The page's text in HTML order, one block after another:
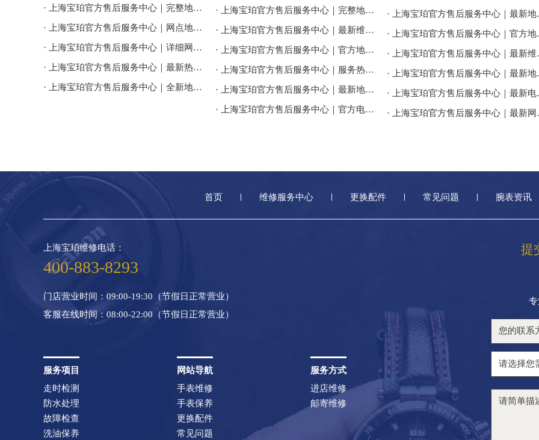
· 上海宝珀官方售后服务中心｜完整地址与客服电话权威信息公告（2026年7月最新）
· 上海宝珀官方售后服务中心｜网点地址及服务电话权威信息公告（2026年7月最新）
· 上海宝珀官方售后服务中心｜详细网点地址及热线权威信息公告（2026年7月最新）
· 上海宝珀官方售后服务中心｜最新热线和全部维修地址权威信息公告（2026年7月最新）
· 上海宝珀官方售后服务中心｜全新地址及24小时服务电话权威信息公告（2026年7月最新）
· 上海宝珀官方售后服务中心｜完整地址与24小时售后热线权威信息公告（2026年7月最新）
· 上海宝珀官方售后服务中心｜最新维修地址与官方客服电话权威信息公告（2026年7月最新）
· 上海宝珀官方售后服务中心｜官方地址与售后电话权威信息公告（2026年7月最新）
· 上海宝珀官方售后服务中心｜服务热线及全部维修详细地址权威信息通告（2026年7月最新）
· 上海宝珀官方售后服务中心｜最新地址及官方客服热线权威信息通告（2026年7月最新）
· 上海宝珀官方售后服务中心｜官方电话和详细网点地址权威信息公告（2026年7月最新）
· 上海宝珀
· 上海宝珀
· 上海宝珀
· 上海宝珀
· 上海宝珀
· 上海宝珀
首页 维修服务中心 更换配件 常见问题 腕表资讯
提
上海宝珀维修电话：
400-883-8293
门店营业时间：09:00-19:30（节假日正常营业）
客服在线时间：08:00-22:00（节假日正常营业）
服务项目
走时检测
防水处理
故障检查
洗油保养
网站导航
手表维修
手表保养
更换配件
常见问题
服务方式
进店维修
邮寄维修